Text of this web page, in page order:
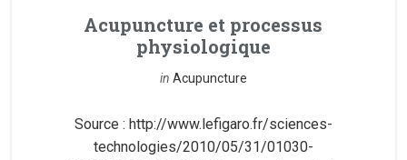
Acupuncture et processus
physiologique
in Acupuncture
Source : http://www.lefigaro.fr/sciences-
technologies/2010/05/31/01030-